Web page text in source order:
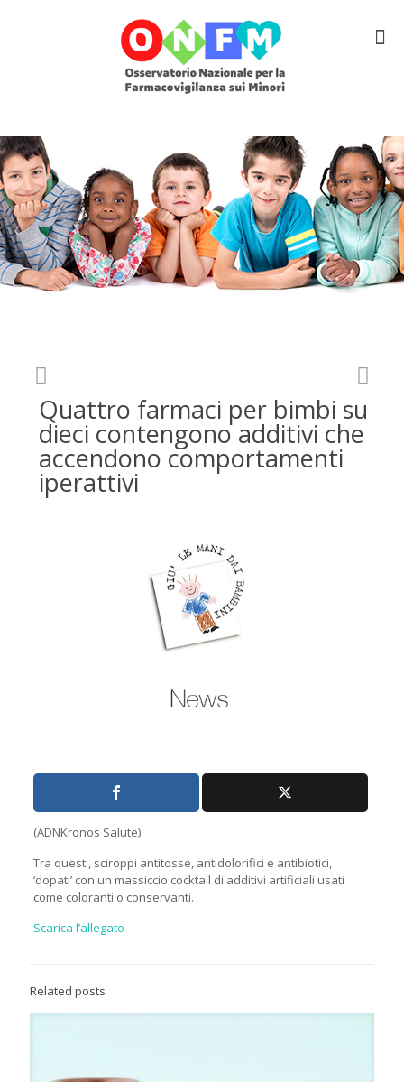
Quattro farmaci per bimbi su
dieci contengono additivi che
accendono comportamenti
iperattivi
(ADNKronos Salute)
Tra questi, sciroppi antitosse, antidolorifici e antibiotici,
‘dopati’ con un massiccio cocktail di additivi artificiali usati
come coloranti o conservanti.
Scarica l’allegato
Related posts